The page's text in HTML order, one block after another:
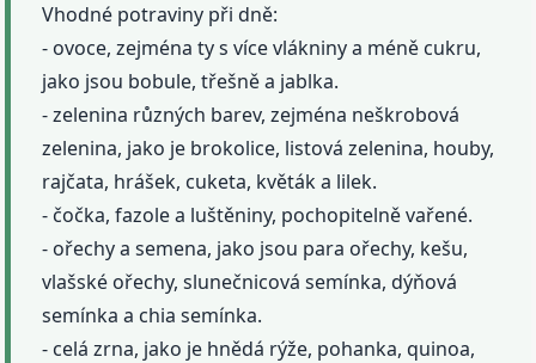
Vhodné potraviny při dně:
- ovoce, zejména ty s více vlákniny a méně cukru,
jako jsou bobule, třešně a jablka.
- zelenina různých barev, zejména neškrobová
zelenina, jako je brokolice, listová zelenina, houby,
rajčata, hrášek, cuketa, květák a lilek.
- čočka, fazole a luštěniny, pochopitelně vařené.
- ořechy a semena, jako jsou para ořechy, kešu,
vlašské ořechy, slunečnicová semínka, dýňová
semínka a chia semínka.
- celá zrna, jako je hnědá rýže, pohanka, quinoa,